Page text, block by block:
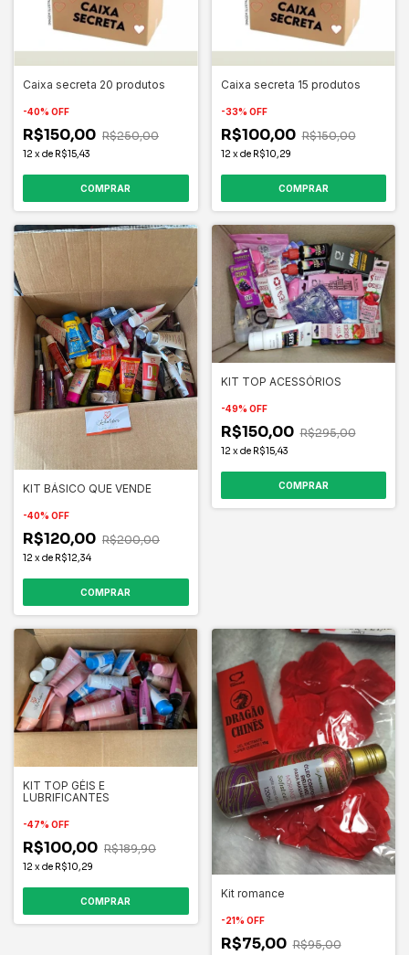
Caixa secreta 20 produtos
-40% OFF
R$150,00 R$250,00
12 x de R$15,43
Caixa secreta 15 produtos
-33% OFF
R$100,00 R$150,00
12 x de R$10,29
KIT BÁSICO QUE VENDE
-40% OFF
R$120,00 R$200,00
12 xde R$12,34
KIT TOP ACESSÓRIOS
-49% OFF
R$150,00 R$295,00
12 xde R$15,43
KIT TOP GÉIS E
LUBRIFICANTES
-47% OFF
R$100,00 R$189,90
12 xde R$10,29
Kit romance
-21% OFF
R$75,00 R$95,00